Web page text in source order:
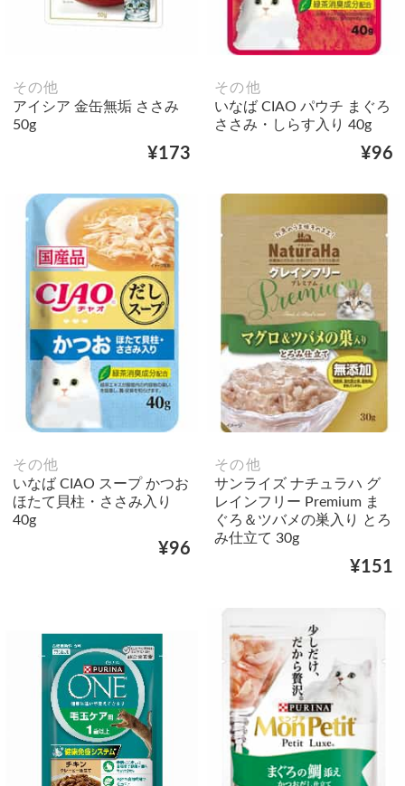
その他
アイシア 金缶無垢 ささみ
50g
¥173
その他
いなば CIAO パウチ まぐろ
ささみ・しらす入り 40g
¥96
その他
いなば CIAO スープ かつお
ほたて貝柱・ささみ入り
40g
¥96
その他
サンライズ ナチュラハ グ
レインフリー Premium ま
ぐろ＆ツバメの巣入り とろ
み仕立て 30g
¥151